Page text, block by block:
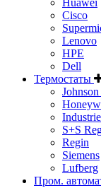
Cisco
Lenovo
HPE
Dell
Термостаты
S+S
Regin
Siemens
Lufberg
Пром.